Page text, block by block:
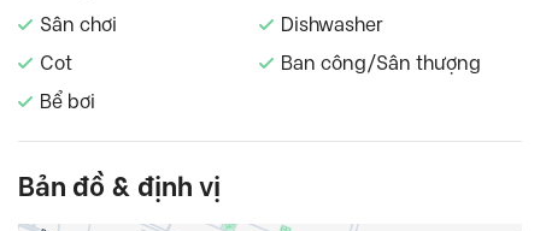
Sân chơi
Dishwasher
Cot
Ban công/Sân thượng
Bể bơi
Bản đồ & định vị